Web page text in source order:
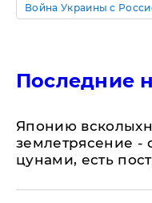
Война Украины с
Последние
Японию
землетрясение -
цунами, есть